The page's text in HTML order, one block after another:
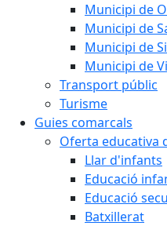
Municipi de
Municipi de
Municipi de
Municipi de
Transport públic
Turisme
Guies comarcals
Oferta educativa
Llar d'infants
Educació
Educació
Batxillerat